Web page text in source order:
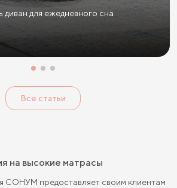
трансформеров
Тонкие жесткие матрасы
матрасы
120 см
для ежедневного сна
Все статьи
на высокие матрасы
СОНУМ предоставляет своим клиентам